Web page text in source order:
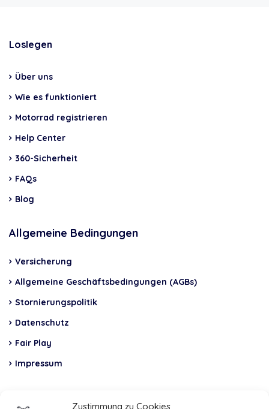
Zustimmung zu Cookies
Loslegen
Über uns
Wie es funktioniert
Motorrad registrieren
Help Center
360-Sicherheit
FAQs
Blog
Allgemeine Bedingungen
Versicherung
Allgemeine Geschäftsbedingungen (AGBs)
Stornierungspolitik
Datenschutz
Fair Play
Impressum